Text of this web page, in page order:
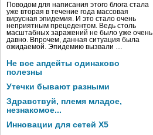
Поводом для написания этого блога стала
уже вторая в течение года массовая
вирусная эпидемия. И это стало очень
неприятным прецедентом. Ведь столь
масштабных заражений не было уже очень
давно. Впрочем, данная ситуация была
ожидаемой. Эпидемию вызвали …
Не все апдейты одинаково
полезны
Утечки бывают разными
Здравствуй, племя младое,
незнакомое...
Инновации для сетей X5